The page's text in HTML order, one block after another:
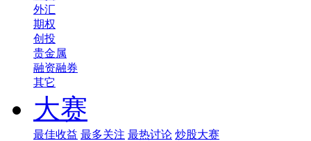
外汇
期权
创投
贵金属
融资融券
其它
大赛
最佳收益 最多关注 最热讨论 炒股大赛